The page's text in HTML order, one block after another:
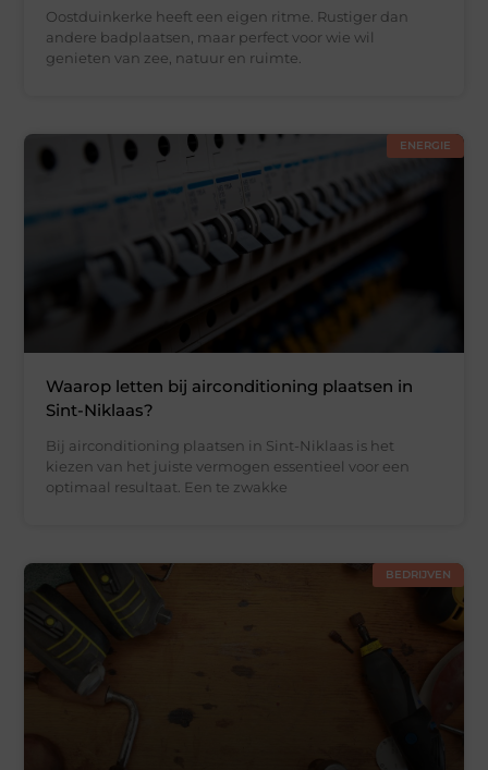
Oostduinkerke heeft een eigen ritme. Rustiger dan
andere badplaatsen, maar perfect voor wie wil
genieten van zee, natuur en ruimte.
ENERGIE
Waarop letten bij airconditioning plaatsen in
Sint-Niklaas?
Bij airconditioning plaatsen in Sint-Niklaas is het
kiezen van het juiste vermogen essentieel voor een
optimaal resultaat. Een te zwakke
BEDRIJVEN